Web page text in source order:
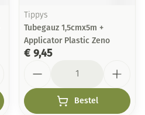
Tippys
Tubegauz 1,5cmx5m +
Applicator Plastic Zeno
€ 9,45
Bestel